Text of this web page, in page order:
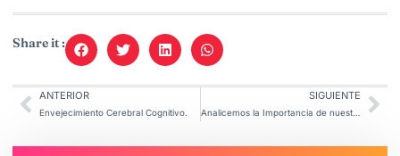
Share it :
ANTERIOR
Envejecimiento Cerebral Cognitivo.
SIGUIENTE
Analicemos la Importancia de nuestro Reloj Biológico